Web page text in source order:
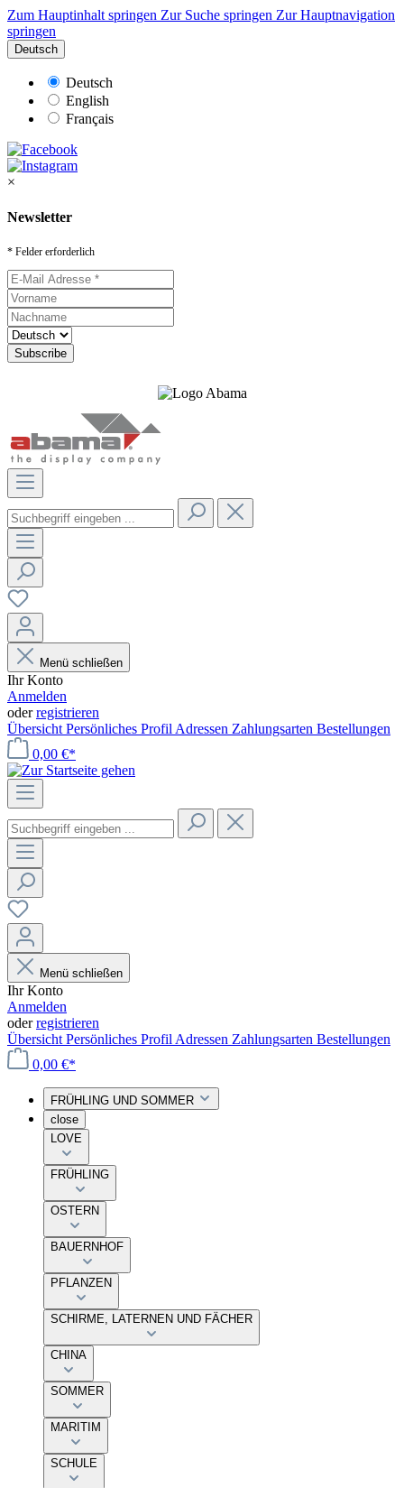
Zum Hauptinhalt springen Zur Suche springen Zur Hauptnavigation
springen
Deutsch
Deutsch
English
Français
×
Newsletter
* Felder erforderlich
Menü schließen
Ihr Konto
Anmelden
oderregistrieren
Übersicht Persönliches Profil Adressen Zahlungsarten Bestellungen
0,00 €*
Menü schließen
Ihr Konto
Anmelden
oderregistrieren
Übersicht Persönliches Profil Adressen Zahlungsarten Bestellungen
0,00 €*
FRÜHLING UND SOMMER
close
LOVE
FRÜHLING
OSTERN
BAUERNHOF
PFLANZEN
SCHIRME, LATERNEN UND FÄCHER
CHINA
SOMMER
MARITIM
SCHULE